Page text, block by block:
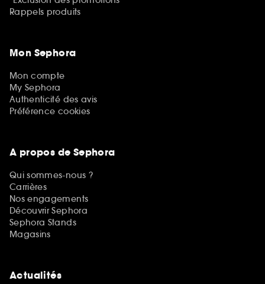
Rappels produits
Mon Sephora
Mon compte
My Sephora
Authenticité des avis
Préférence cookies
A propos de Sephora
Qui sommes-nous ?
Carrières
Nos engagements
Découvrir Sephora
Sephora Stands
Magasins
Actualités